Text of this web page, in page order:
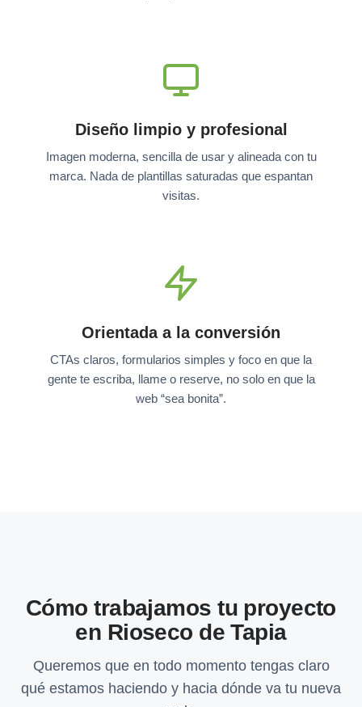
Diseño limpio y profesional
Imagen moderna, sencilla de usar y alineada con tu
marca. Nada de plantillas saturadas que espantan
visitas.
Orientada a la conversión
CTAs claros, formularios simples y foco en que la
gente te escriba, llame o reserve, no solo en que la
web “sea bonita”.
Cómo trabajamos tu proyecto
en Rioseco de Tapia
Queremos que en todo momento tengas claro
qué estamos haciendo y hacia dónde va tu nueva